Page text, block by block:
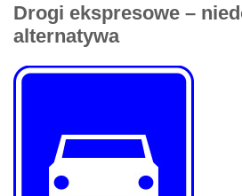
Drogi ekspresowe –
alternatywa